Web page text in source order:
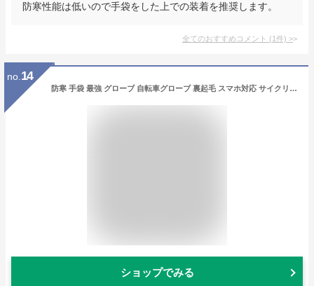
防寒性能は低いので手袋をした上での装着を推奨します。
全てのおすすめコメント (1件) >
no. 14
防寒 手袋 最強 グローブ 自転車グローブ 裏起毛 スマホ対応 サイクリンググローブ 耐磨耗性 滑り止め加工 防寒手袋 サイクリング手袋 バイクグローブ 登山 サイクリング 釣り ランニング 通勤 通学 作業 男女兼用 メンズ レディース
ショップでみる